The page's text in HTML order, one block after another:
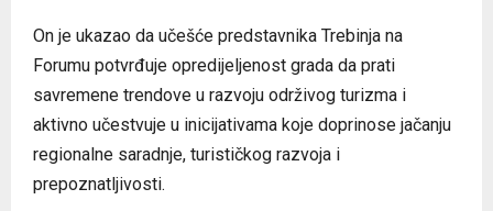
On je ukazao da učešće predstavnika Trebinja na
Forumu potvrđuje opredijeljenost grada da prati
savremene trendove u razvoju održivog turizma i
aktivno učestvuje u inicijativama koje doprinose jačanju
regionalne saradnje, turističkog razvoja i
prepoznatljivosti.